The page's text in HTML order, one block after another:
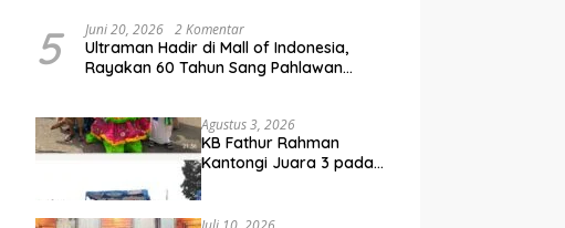
5 Juni 20, 2026 2 Komentar
Ultraman Hadir di Mall of Indonesia,
Rayakan 60 Tahun Sang Pahlawan
Agustus 3, 2026
KB Fathur Rahman
Kantongi Juara 3 pada